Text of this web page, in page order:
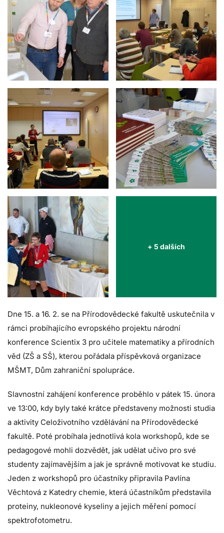
+ 5 dalších
Dne 15. a 16. 2. se na Přírodovědecké fakultě uskutečnila v
rámci probíhajícího evropského projektu národní
konference Scientix 3 pro učitele matematiky a přírodních
věd (ZŠ a SŠ), kterou pořádala příspěvková organizace
MŠMT, Dům zahraniční spolupráce.
Slavnostní zahájení konference proběhlo v pátek 15. února
ve 13:00, kdy byly také krátce představeny možnosti studia
a aktivity Celoživotního vzdělávání na Přírodovědecké
fakultě. Poté probíhala jednotlivá kola workshopů, kde se
pedagogové mohli dozvědět, jak udělat učivo pro své
studenty zajímavějším a jak je správně motivovat ke studiu.
Jeden z workshopů pro účastníky připravila Pavlína
Věchtová z Katedry chemie, která účastníkům představila
proteiny, nukleonové kyseliny a jejich měření pomocí
spektrofotometru.